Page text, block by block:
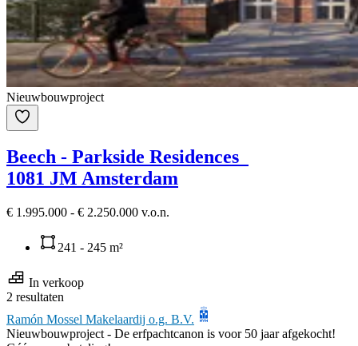
Nieuwbouwproject
Beech - Parkside Residences
1081 JM Amsterdam
€ 1.995.000 - € 2.250.000 v.o.n.
241 - 245 m²
In verkoop
2 resultaten
Ramón Mossel Makelaardij o.g. B.V.
Nieuwbouwproject - De erfpachtcanon is voor 50 jaar afgekocht!